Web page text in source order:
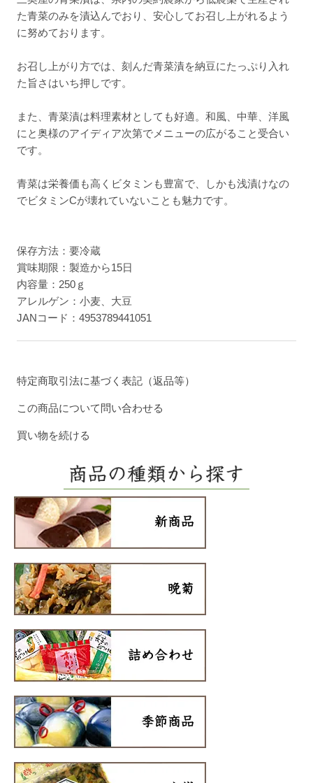
た青菜のみを漬込んでおり、安心してお召し上がれるよう
に努めております。
お召し上がり方では、刻んだ青菜漬を納豆にたっぷり入れ
た旨さはいち押しです。
また、青菜漬は料理素材としても好適。和風、中華、洋風
にと奥様のアイディア次第でメニューの広がること受合い
です。
青菜は栄養価も高くビタミンも豊富で、しかも浅漬けなの
でビタミンCが壊れていないことも魅力です。
保存方法：要冷蔵
賞味期限：製造から15日
内容量：250ｇ
アレルゲン：小麦、大豆
JANコード：4953789441051
特定商取引法に基づく表記（返品等）
この商品について問い合わせる
買い物を続ける